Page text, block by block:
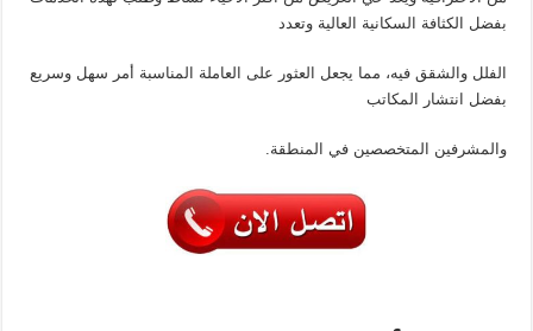
بفضل الكثافة السكانية العالية وتعدد
الفلل والشقق فيه، مما يجعل العثور على العاملة المناسبة أمر سهل وسريع
بفضل انتشار المكاتب
والمشرفين المتخصصين في المنطقة.